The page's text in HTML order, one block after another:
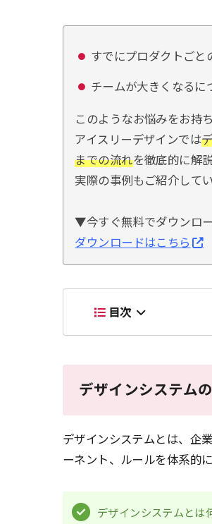
すでにプロダクトご
チームが大きくなるに
このようなお悩みをお持
アイスリーデザインでは
までの流れを徹底的に解
実際の事例もご紹介して
▼今すぐ無料でダウンロ
ダウンロードはこちら
目次
デザインシステム
デザインシステムとは、企
ーネント、ルールを体系的
デザインシステムとは